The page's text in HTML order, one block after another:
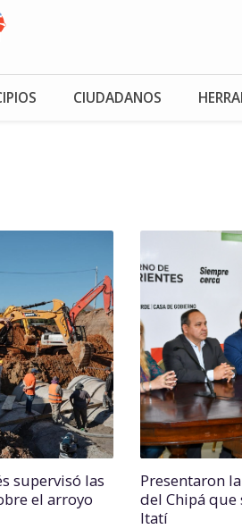
CIUDADANOS
supervisó las
el arroyo
Presentaron
del Chipá que
Itatí